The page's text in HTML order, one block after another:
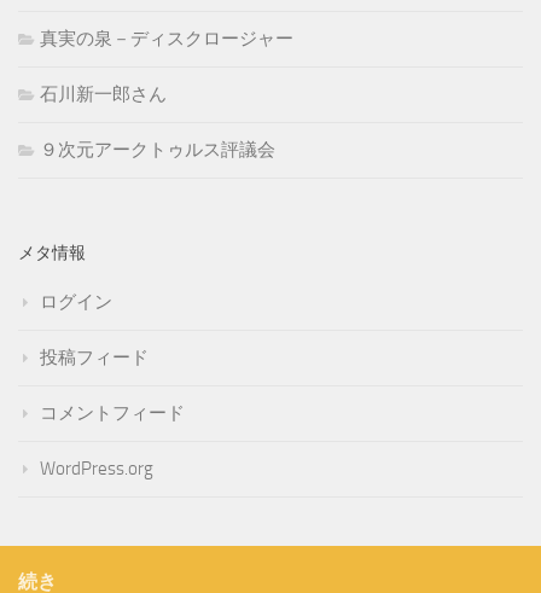
真実の泉－ディスクロージャー
石川新一郎さん
９次元アークトゥルス評議会
メタ情報
ログイン
投稿フィード
コメントフィード
WordPress.org
続き